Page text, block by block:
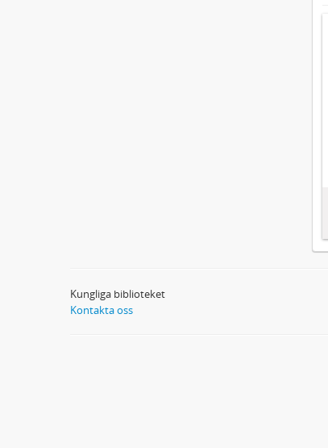
Kungliga biblioteket
Kontakta oss